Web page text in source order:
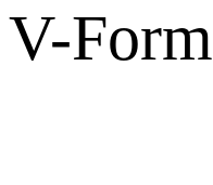
V-Form